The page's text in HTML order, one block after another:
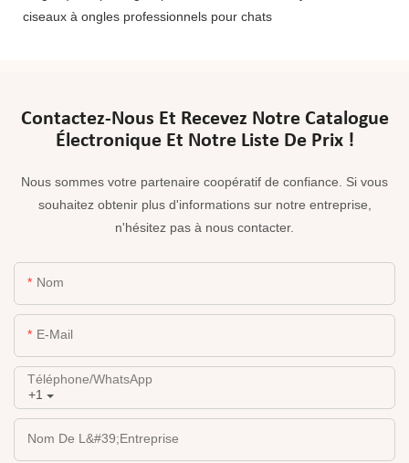
Contactez-Nous Et Recevez Notre Catalogue
Électronique Et Notre Liste De Prix !
Nous sommes votre partenaire coopératif de confiance. Si vous
souhaitez obtenir plus d'informations sur notre entreprise,
n'hésitez pas à nous contacter.
Nom
E-Mail
+1
Téléphone/WhatsApp
Nom De L&#39;entreprise